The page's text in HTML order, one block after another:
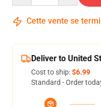
Cette vente se
Deliver to United
Cost to ship:$6.99
Standard - Order